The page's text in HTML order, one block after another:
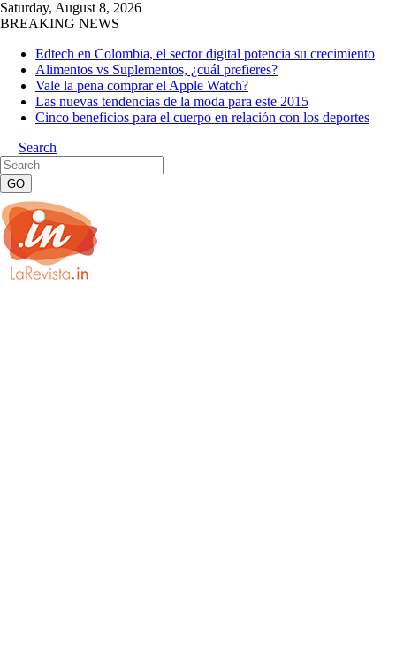
Saturday, August 8, 2026
BREAKING NEWS
Edtech en Colombia, el sector digital potencia su crecimiento
Alimentos vs Suplementos, ¿cuál prefieres?
Vale la pena comprar el Apple Watch?
Las nuevas tendencias de la moda para este 2015
Cinco beneficios para el cuerpo en relación con los deportes
Search